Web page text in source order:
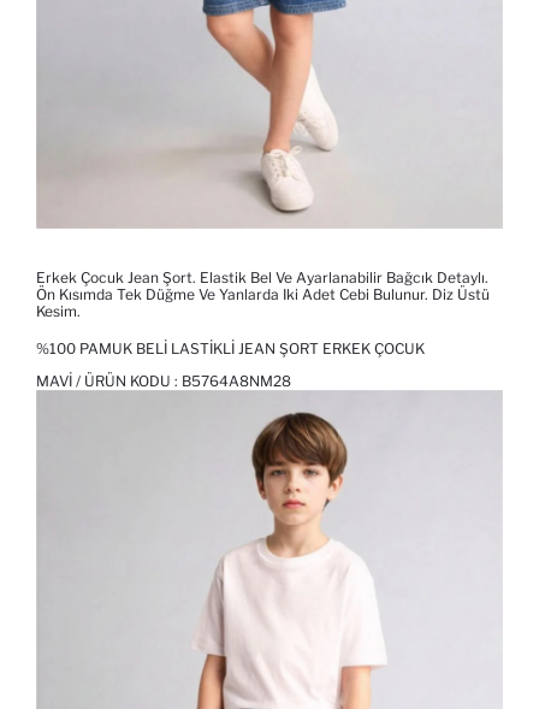
Erkek Çocuk Jean Şort. Elastik Bel Ve Ayarlanabilir Bağcık Detaylı.
Ön Kısımda Tek Düğme Ve Yanlarda Iki Adet Cebi Bulunur. Diz Üstü
Kesim.
%100 PAMUK BELI LASTIKLI JEAN ŞORT ERKEK ÇOCUK
MAVI / ÜRÜN KODU : B5764A8NM28